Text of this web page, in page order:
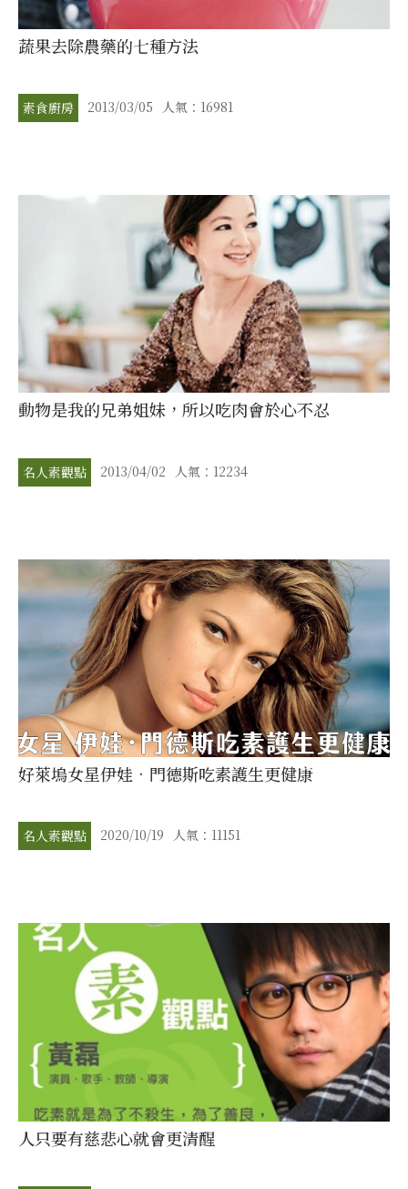
蔬果去除農藥的七種方法
素食廚房 2013/03/05 人氣：16981
動物是我的兄弟姐妹，所以吃肉會於心不忍
名人素觀點 2013/04/02 人氣：12234
好萊塢女星伊娃•門德斯吃素護生更健康
名人素觀點 2020/10/19 人氣：11151
人只要有慈悲心就會更清醒